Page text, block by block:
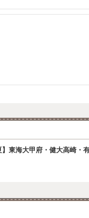
】東海大甲府・健大高崎